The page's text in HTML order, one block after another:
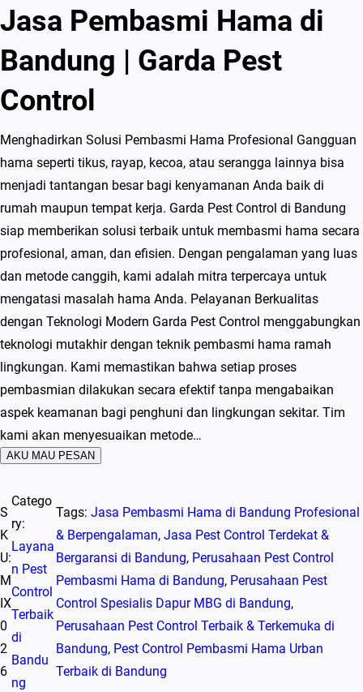
Jasa Pembasmi Hama di
Bandung | Garda Pest
Control
Menghadirkan Solusi Pembasmi Hama Profesional Gangguan
hama seperti tikus, rayap, kecoa, atau serangga lainnya bisa
menjadi tantangan besar bagi kenyamanan Anda baik di
rumah maupun tempat kerja. Garda Pest Control di Bandung
siap memberikan solusi terbaik untuk membasmi hama secara
profesional, aman, dan efisien. Dengan pengalaman yang luas
dan metode canggih, kami adalah mitra terpercaya untuk
mengatasi masalah hama Anda. Pelayanan Berkualitas
dengan Teknologi Modern Garda Pest Control menggabungkan
teknologi mutakhir dengan teknik pembasmi hama ramah
lingkungan. Kami memastikan bahwa setiap proses
pembasmian dilakukan secara efektif tanpa mengabaikan
aspek keamanan bagi penghuni dan lingkungan sekitar. Tim
kami akan menyesuaikan metode…
AKU MAU PESAN
S
K
U:
M
IX
0
2
6
Catego
ry:
Layana
n Pest
Control
Terbaik
di
Bandu
ng
Tags: Jasa Pembasmi Hama di Bandung Profesional
& Berpengalaman, Jasa Pest Control Terdekat &
Bergaransi di Bandung, Perusahaan Pest Control
Pembasmi Hama di Bandung, Perusahaan Pest
Control Spesialis Dapur MBG di Bandung,
Perusahaan Pest Control Terbaik & Terkemuka di
Bandung, Pest Control Pembasmi Hama Urban
Terbaik di Bandung